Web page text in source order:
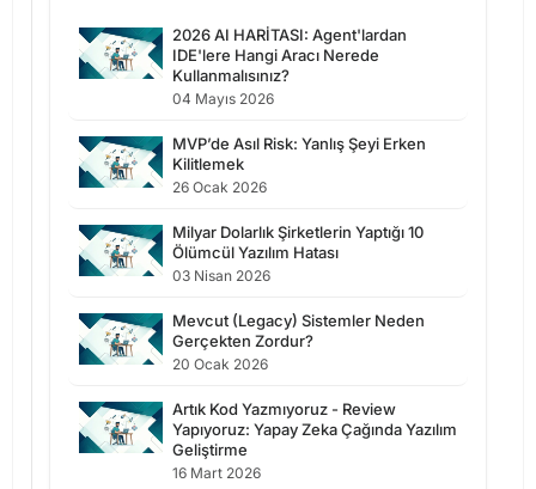
2026 AI HARİTASI: Agent'lardan
IDE'lere Hangi Aracı Nerede
Kullanmalısınız?
04 Mayıs 2026
MVP’de Asıl Risk: Yanlış Şeyi Erken
Kilitlemek
26 Ocak 2026
Milyar Dolarlık Şirketlerin Yaptığı 10
Ölümcül Yazılım Hatası
03 Nisan 2026
Mevcut (Legacy) Sistemler Neden
Gerçekten Zordur?
20 Ocak 2026
Artık Kod Yazmıyoruz - Review
Yapıyoruz: Yapay Zeka Çağında Yazılım
Geliştirme
16 Mart 2026